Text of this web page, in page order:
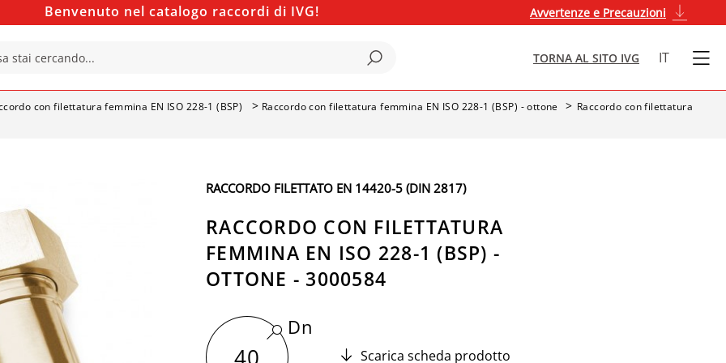
Benvenuto nel catalogo raccordi di IVG! Avvertenze e Precauzioni
TORNA AL SITO IVG IT
con filettatura femmina EN ISO 228-1 (BSP) Raccordo con filettatura femmina EN ISO 228-1 (BSP) - ottone Raccordo con filettatura
RACCORDO FILETTATO EN 14420-5 (DIN 2817)
RACCORDO CON FILETTATURA
FEMMINA EN ISO 228-1 (BSP) -
OTTONE - 3000584
Dn
Scarica scheda prodotto